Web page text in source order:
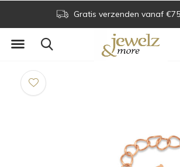
Gratis verzenden vanaf